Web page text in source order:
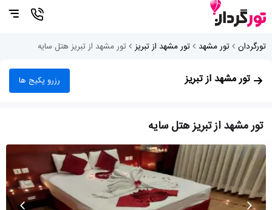
تورگردان تور مشهد تور مشهد از تبریز تور مشهد از تبریز هتل سایه
تور مشهد از تبریز رزرو پکیج ها
تور مشهد از تبریز هتل سایه